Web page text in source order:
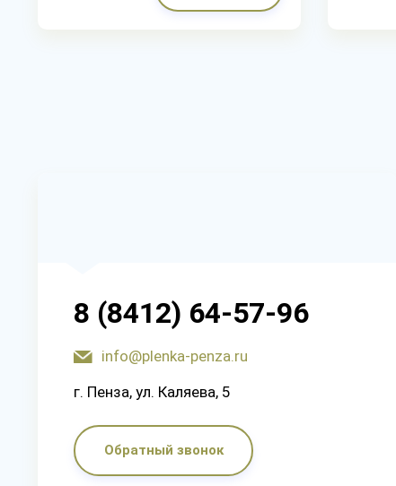
8 (8412) 64-57-96
info@plenka-penza.ru
г. Пенза, ул. Каляева, 5
Обратный звонок